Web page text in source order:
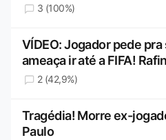
3 (100%)
VÍDEO: Jogador pede pra
ameaça ir até a FIFA!
2 (42,9%)
Tragédia! Morre ex-
Paulo